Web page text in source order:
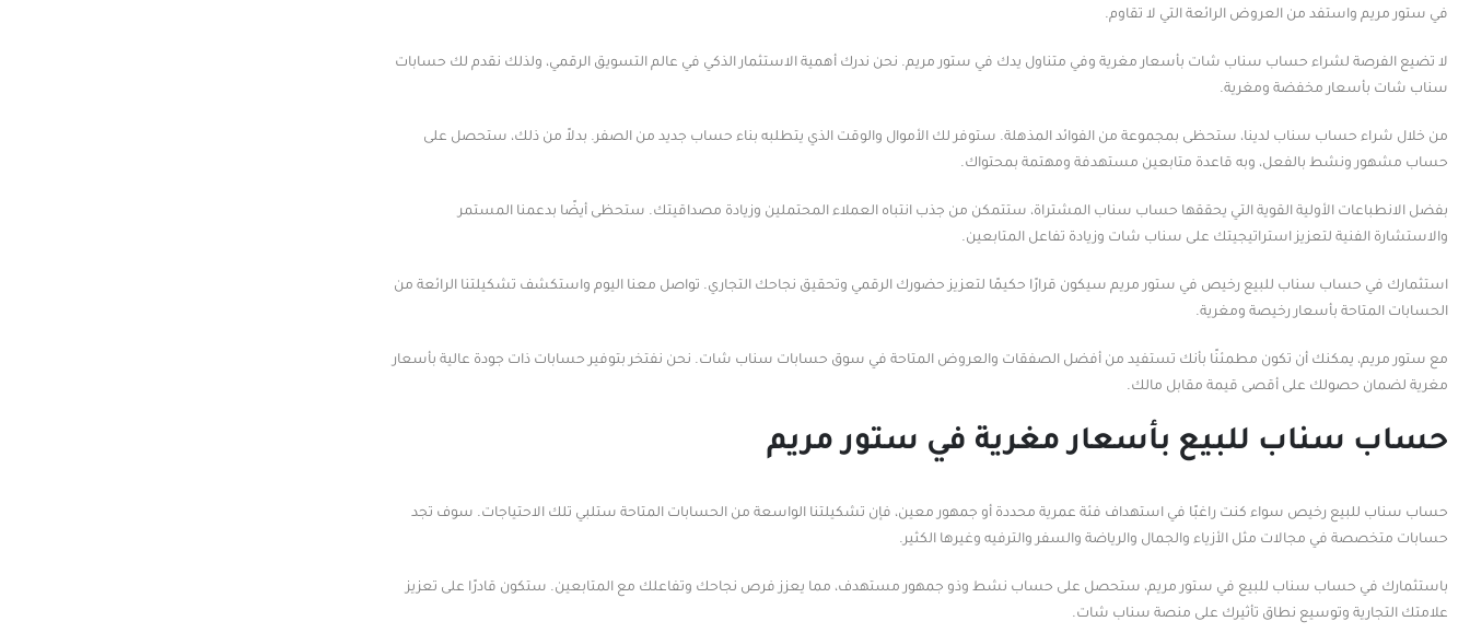
في ستور مريم واستفد من العروض الرائعة التي لا تقاوم.
لا تضيع الفرصة لشراء حساب سناب شات بأسعار مغرية وفي متناول يدك في ستور مريم. نحن ندرك أهمية الاستثمار الذكي في عالم التسويق الرقمي، ولذلك نقدم لك حسابات
سناب شات بأسعار مخفضة ومغرية.
من خلال شراء حساب سناب لدينا، ستحظى بمجموعة من الفوائد المذهلة. ستوفر لك الأموال والوقت الذي يتطلبه بناء حساب جديد من الصفر. بدلاً من ذلك، ستحصل على
حساب مشهور ونشط بالفعل، وبه قاعدة متابعين مستهدفة ومهتمة بمحتواك.
بفضل الانطباعات الأولية القوية التي يحققها حساب سناب المشتراة، ستتمكن من جذب انتباه العملاء المحتملين وزيادة مصداقيتك. ستحظى أيضًا بدعمنا المستمر
والاستشارة الفنية لتعزيز استراتيجيتك على سناب شات وزيادة تفاعل المتابعين.
استثمارك في حساب سناب للبيع رخيص في ستور مريم سيكون قرارًا حكيمًا لتعزيز حضورك الرقمي وتحقيق نجاحك التجاري. تواصل معنا اليوم واستكشف تشكيلتنا الرائعة من
الحسابات المتاحة بأسعار رخيصة ومغرية.
مع ستور مريم، يمكنك أن تكون مطمئنًا بأنك تستفيد من أفضل الصفقات والعروض المتاحة في سوق حسابات سناب شات. نحن نفتخر بتوفير حسابات ذات جودة عالية بأسعار
مغرية لضمان حصولك على أقصى قيمة مقابل مالك.
حساب سناب للبيع بأسعار مغرية في ستور مريم
حساب سناب للبيع رخيص سواء كنت راغبًا في استهداف فئة عمرية محددة أو جمهور معين، فإن تشكيلتنا الواسعة من الحسابات المتاحة ستلبي تلك الاحتياجات. سوف تجد
حسابات متخصصة في مجالات مثل الأزياء والجمال والرياضة والسفر والترفيه وغيرها الكثير.
باستثمارك في حساب سناب للبيع في ستور مريم، ستحصل على حساب نشط وذو جمهور مستهدف، مما يعزز فرص نجاحك وتفاعلك مع المتابعين. ستكون قادرًا على تعزيز
علامتك التجارية وتوسيع نطاق تأثيرك على منصة سناب شات.